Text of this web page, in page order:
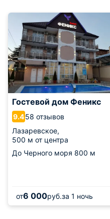
Гостевой дом Феникс
9.458 отзывов
Лазаревское,
500 м от центра
До Черного моря 800 м
от6 000руб.за 1 ночь